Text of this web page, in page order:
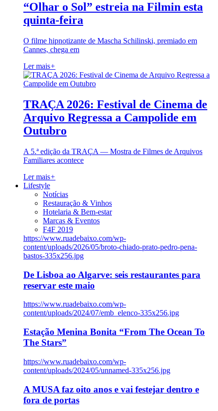
“Olhar o Sol” estreia na Filmin esta
quinta-feira
O filme hipnotizante de Mascha Schilinski, premiado em
Cannes, chega em
Ler mais+
TRAÇA 2026: Festival de Cinema de
Arquivo Regressa a Campolide em
Outubro
A 5.ª edição da TRAÇA — Mostra de Filmes de Arquivos
Familiares acontece
Ler mais+
Lifestyle
Notícias
Restauração & Vinhos
Hotelaria & Bem-estar
Marcas & Eventos
F4F 2019
https://www.ruadebaixo.com/wp-
content/uploads/2026/05/broto-chiado-prato-pedro-pena-
bastos-335x256.jpg
De Lisboa ao Algarve: seis restaurantes para
reservar este maio
https://www.ruadebaixo.com/wp-
content/uploads/2024/07/emb_elenco-335x256.jpg
Estação Menina Bonita “From The Ocean To
The Stars”
https://www.ruadebaixo.com/wp-
content/uploads/2024/05/unnamed-335x256.jpg
A MUSA faz oito anos e vai festejar dentro e
fora de portas